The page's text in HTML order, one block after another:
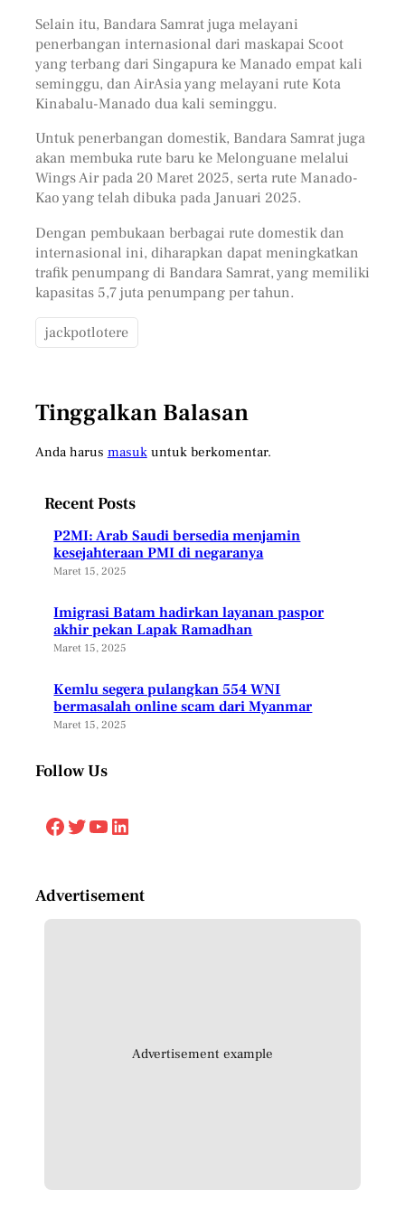
Selain itu, Bandara Samrat juga melayani
penerbangan internasional dari maskapai Scoot
yang terbang dari Singapura ke Manado empat kali
seminggu, dan AirAsia yang melayani rute Kota
Kinabalu-Manado dua kali seminggu.
Untuk penerbangan domestik, Bandara Samrat juga
akan membuka rute baru ke Melonguane melalui
Wings Air pada 20 Maret 2025, serta rute Manado-
Kao yang telah dibuka pada Januari 2025.
Dengan pembukaan berbagai rute domestik dan
internasional ini, diharapkan dapat meningkatkan
trafik penumpang di Bandara Samrat, yang memiliki
kapasitas 5,7 juta penumpang per tahun.
jackpotlotere
Tinggalkan Balasan
Anda harus masukuntuk berkomentar.
Recent Posts
P2MI: Arab Saudi bersedia menjamin
kesejahteraan PMI di negaranya
Maret 15, 2025
Imigrasi Batam hadirkan layanan paspor
akhir pekan Lapak Ramadhan
Maret 15, 2025
Kemlu segera pulangkan 554 WNI
bermasalah online scam dari Myanmar
Maret 15, 2025
Follow Us
Facebook Twitter YouTube LinkedIn
Advertisement
Advertisement example